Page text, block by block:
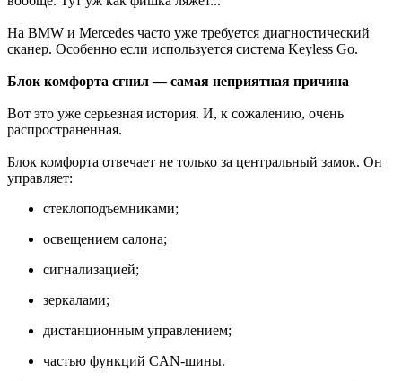
На BMW и Mercedes часто уже требуется диагностический
сканер. Особенно если используется система Keyless Go.
Блок комфорта сгнил — самая неприятная причина
Вот это уже серьезная история. И, к сожалению, очень
распространенная.
Блок комфорта отвечает не только за центральный замок. Он
управляет:
стеклоподъемниками;
освещением салона;
сигнализацией;
зеркалами;
дистанционным управлением;
частью функций CAN-шины.